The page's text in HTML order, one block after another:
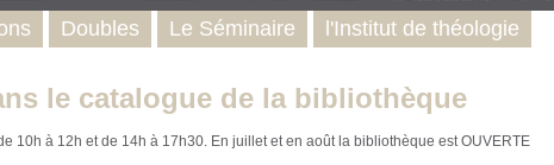
le catalogue de la bibliothèque
10h à 12h et de 14h à 17h30. En juillet et en août la bibliothèque est OUVERTE
Doubles Le Séminaire l'Institut de théologie